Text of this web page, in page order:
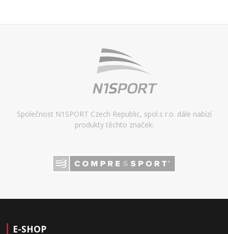
Společnost N1SPORT Czech Republic, spol.s r.o. dále nabízí
produkty těchto značek:
E-SHOP